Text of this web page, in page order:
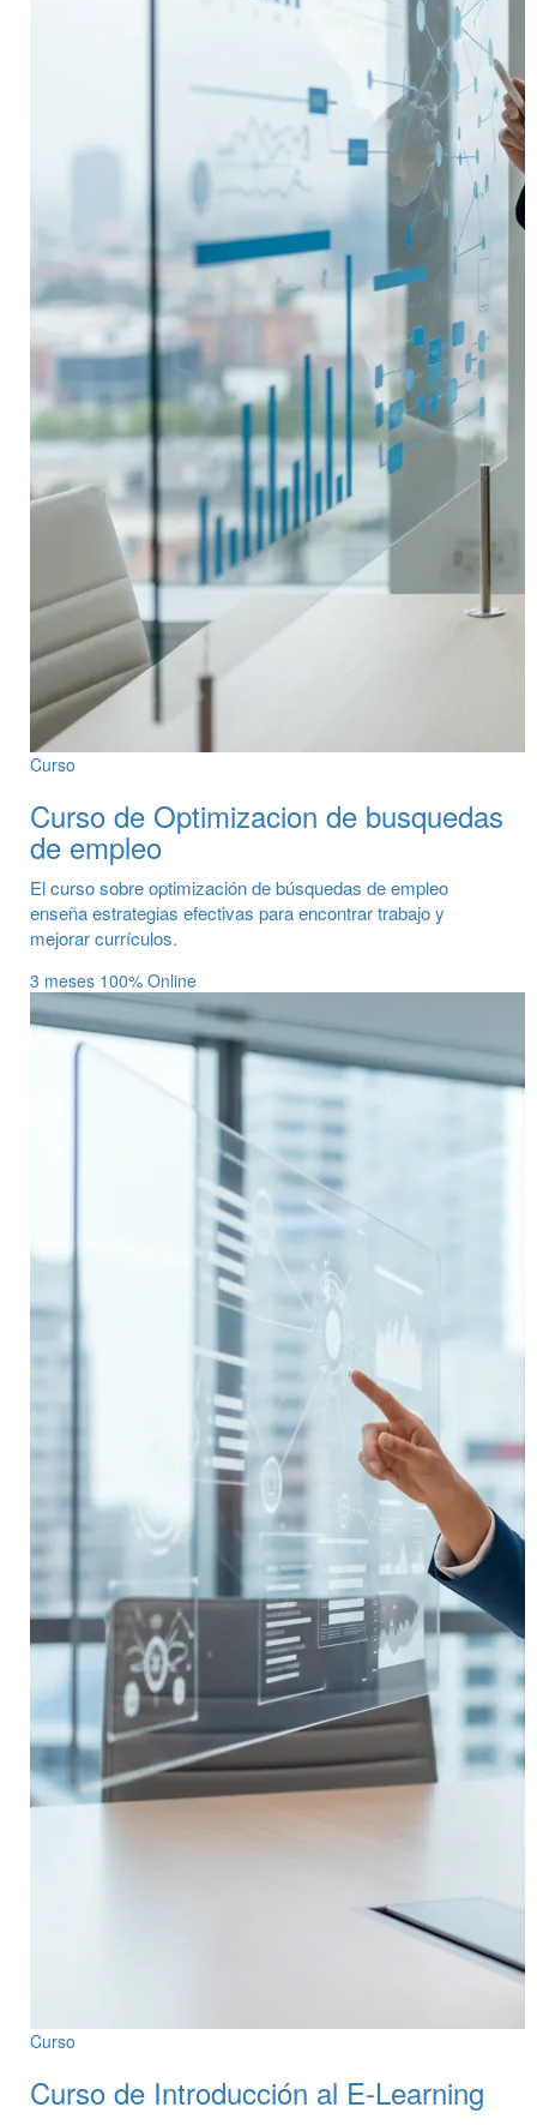
Curso
Curso de Optimizacion de busquedas
de empleo
El curso sobre optimización de búsquedas de empleo
enseña estrategias efectivas para encontrar trabajo y
mejorar currículos.
3 meses 100% Online
Curso
Curso de Introducción al E-Learning